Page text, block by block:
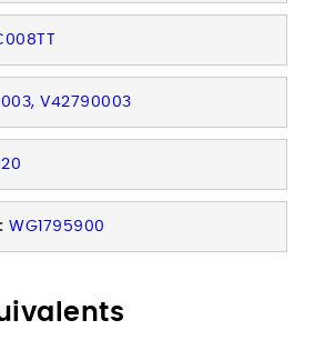
V42790003
WG1795900